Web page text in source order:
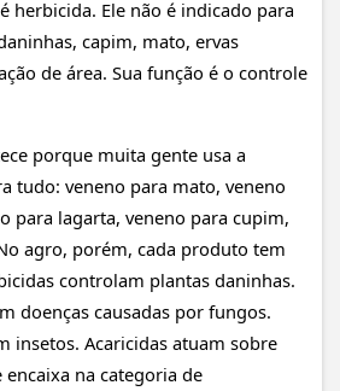
herbicida. Ele não é indicado para
capim, mato, ervas
de área. Sua função é o controle
porque muita gente usa a
tudo: veneno para mato, veneno
para lagarta, veneno para cupim,
agro, porém, cada produto tem
controlam plantas daninhas.
doenças causadas por fungos.
insetos. Acaricidas atuam sobre
encaixa na categoria de